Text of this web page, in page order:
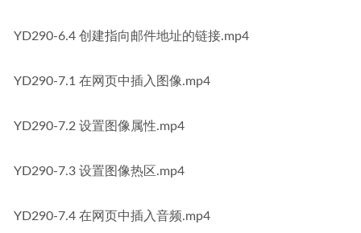
YD290-6.4 创建指向邮件地址的链接.mp4
YD290-7.1 在网页中插入图像.mp4
YD290-7.2 设置图像属性.mp4
YD290-7.3 设置图像热区.mp4
YD290-7.4 在网页中插入音频.mp4